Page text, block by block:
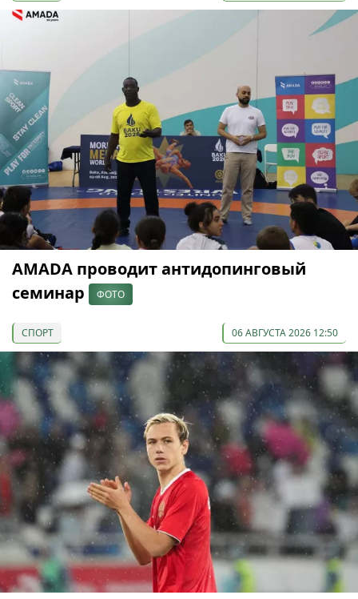
AMADA проводит антидопинговый
семинар
ФОТО
СПОРТ 06 АВГУСТА 2026 12:50